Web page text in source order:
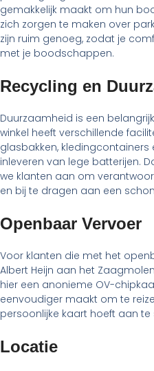
gemakkelijk maakt om hun
zich zorgen te maken over
zijn ruim genoeg, zodat je
met je boodschappen.
Recycling en
Duurzaamheid is een
winkel heeft verschillende
glasbakken,
inleveren van lege batterijen.
we klanten aan om
en bij te dragen aan een
Openbaar Vervoer
Voor klanten die met het
Albert Heijn aan het
hier een anonieme OV-
eenvoudiger maakt om te
persoonlijke kaart hoeft aan te
Locatie